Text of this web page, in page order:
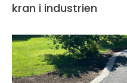
kran i industrien